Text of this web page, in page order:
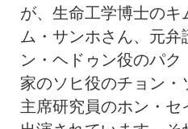
が、生命工学博士のキ
ム・サンホさん、元弁
ン・ヘドゥン役のパク
家のソヒ役のチョン・
主席研究員のホン・